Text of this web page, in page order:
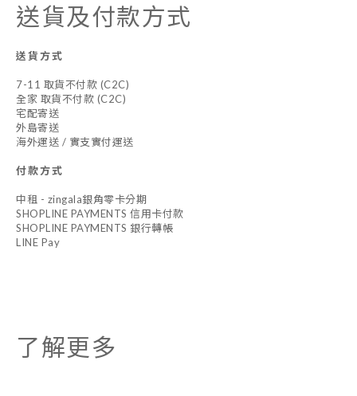
送貨及付款方式
送貨方式
7-11 取貨不付款 (C2C)
全家 取貨不付款 (C2C)
宅配寄送
外島寄送
海外運送 / 實支實付運送
付款方式
中租 - zingala銀角零卡分期
SHOPLINE PAYMENTS 信用卡付款
SHOPLINE PAYMENTS 銀行轉帳
LINE Pay
了解更多